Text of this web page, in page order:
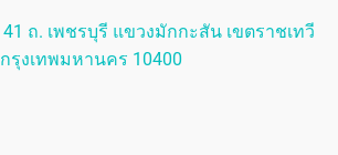
41 ถ. เพชรบุรี แขวงมักกะสัน เขตราชเทวี
กรุงเทพมหานคร 10400